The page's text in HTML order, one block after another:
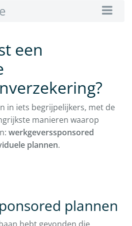
een
in iets begrijpelijkers, met de
manieren waarop
werkgeverssponsored
plannen.
plannen